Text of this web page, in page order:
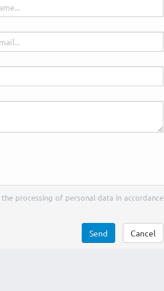
processing of personal data in accordance
Send Cancel